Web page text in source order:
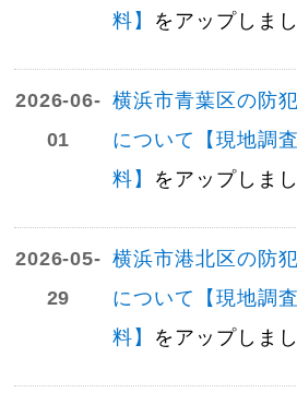
料】 をアップしまし
2026-06-
01
横浜市青葉区の防
について【現地調
料】 をアップしまし
2026-05-
29
横浜市港北区の防
について【現地調
料】 をアップしまし